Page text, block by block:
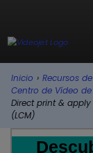
Inicio › Recursos
Centro de Vídeo
Direct print &
(LCM)